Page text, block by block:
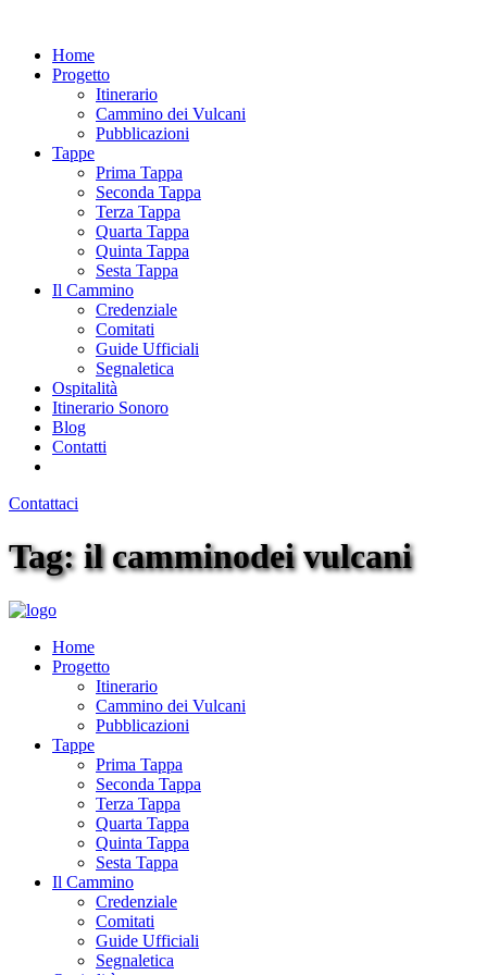
Home
Progetto
Itinerario
Cammino dei Vulcani
Pubblicazioni
Tappe
Prima Tappa
Seconda Tappa
Terza Tappa
Quarta Tappa
Quinta Tappa
Sesta Tappa
Il Cammino
Credenziale
Comitati
Guide Ufficiali
Segnaletica
Ospitalità
Itinerario Sonoro
Blog
Contatti
Contattaci
Tag: il camminodei vulcani
Home
Progetto
Itinerario
Cammino dei Vulcani
Pubblicazioni
Tappe
Prima Tappa
Seconda Tappa
Terza Tappa
Quarta Tappa
Quinta Tappa
Sesta Tappa
Il Cammino
Credenziale
Comitati
Guide Ufficiali
Segnaletica